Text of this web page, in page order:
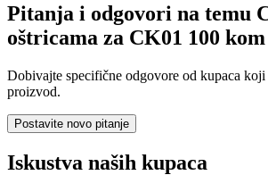
Pitanja i odgovori na temu
oštricama za CK01 100 kom
Dobivajte specifične odgovore od kupaca
proizvod.
Postavite novo pitanje
Iskustva naših kupaca